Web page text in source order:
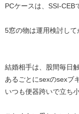
PCケースは、SSI-CEB
5窓の物は運用検討して
結婚相手は、股間毎日
あるごとにsexのsexブ
いつも便器跨いで立ち小